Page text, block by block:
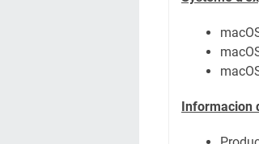
Informacion